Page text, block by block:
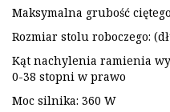
Maksymalna grubość
Rozmiar stolu roboczego:
Kąt nachylenia ramienia
0-38 stopni w prawo
Moc silnika: 360 W